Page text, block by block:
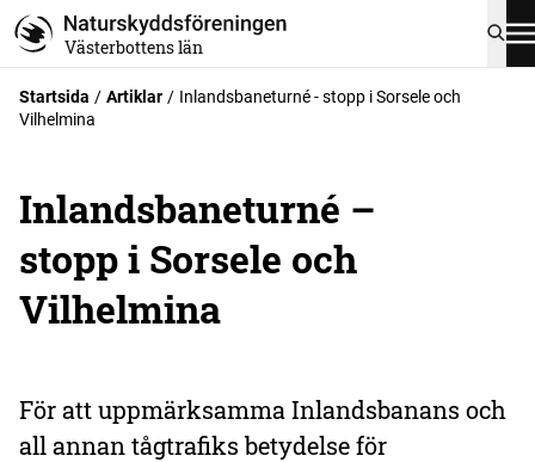
Västerbottens län
Startsida Artiklar
Inlandsbaneturné - stopp i Sorsele och
Vilhelmina
Inlandsbaneturné –
stopp i Sorsele och
Vilhelmina
För att uppmärksamma Inlandsbanans och
all annan tågtrafiks betydelse för